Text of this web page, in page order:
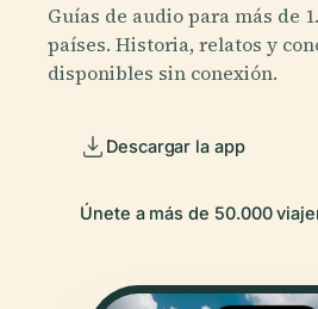
Guías de audio para más de
países. Historia, relatos y
disponibles sin conexión.
Descargar la app
Únete a más de 50.000